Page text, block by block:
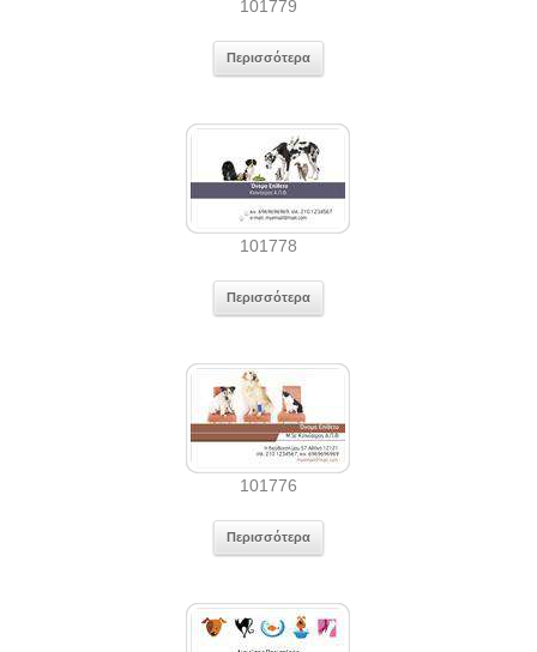
101779
Περισσότερα
101778
Περισσότερα
101776
Περισσότερα